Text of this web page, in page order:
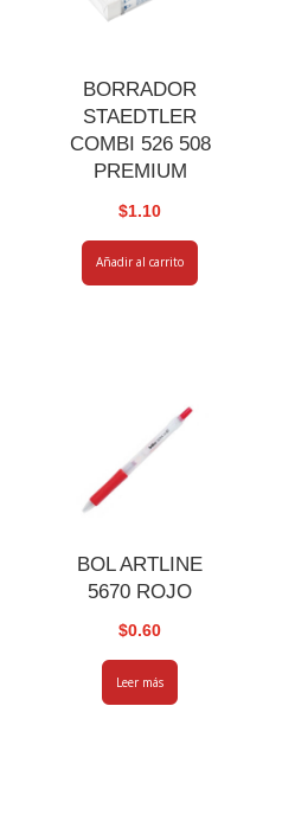
BORRADOR
STAEDTLER
COMBI 526 508
PREMIUM
$1.10
Añadir al carrito
BOL ARTLINE
5670 ROJO
$0.60
Leer más